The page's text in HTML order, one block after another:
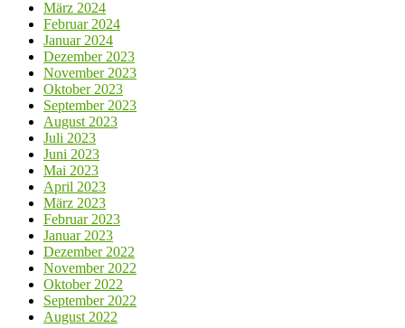
März 2024
Februar 2024
Januar 2024
Dezember 2023
November 2023
Oktober 2023
September 2023
August 2023
Juli 2023
Juni 2023
Mai 2023
April 2023
März 2023
Februar 2023
Januar 2023
Dezember 2022
November 2022
Oktober 2022
September 2022
August 2022